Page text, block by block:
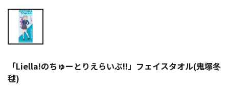
「Liella!のちゅーとりえらいぶ!!」フェイスタオル(鬼塚冬
毬)